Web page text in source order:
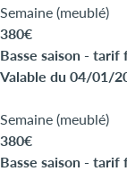
Semaine (meublé)
380€
Basse saison -
Valable du 04/01/
Semaine (meublé)
380€
Basse saison -